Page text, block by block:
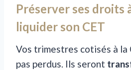
Préserver ses droits
liquider son CET
Vos trimestres cotisés à la
pas perdus. Ils seront